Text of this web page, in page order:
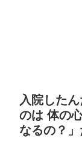
入院した
のは 体の
なるの？」